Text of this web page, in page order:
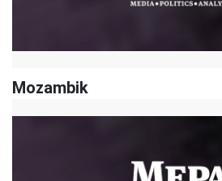
Mozambik